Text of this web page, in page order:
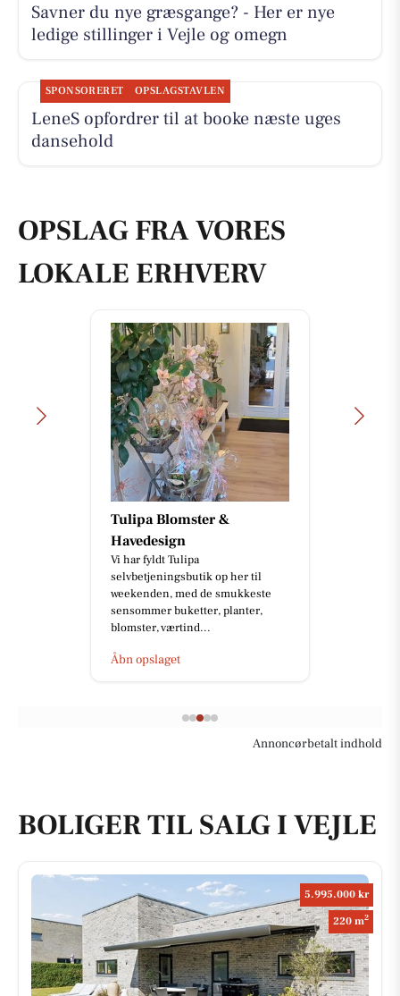
Savner du nye græsgange? - Her er nye
ledige stillinger i Vejle og omegn
SPONSORERET OPSLAGSTAVLEN
LeneS opfordrer til at booke næste uges
dansehold
OPSLAG FRA VORES
LOKALE ERHVERV
Tulipa Blomster &
Havedesign
Vi har fyldt Tulipa
selvbetjeningsbutik op her til
weekenden, med de smukkeste
sensommer buketter, planter,
blomster, værtind...
Åbn opslaget
Annoncørbetalt indhold
BOLIGER TIL SALG I VEJLE
5.995.000 kr
220 m2